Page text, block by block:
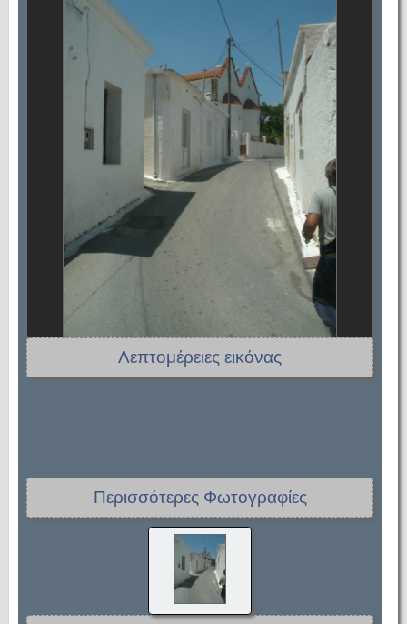
Λεπτομέρειες εικόνας
Περισσότερες Φωτογραφίες